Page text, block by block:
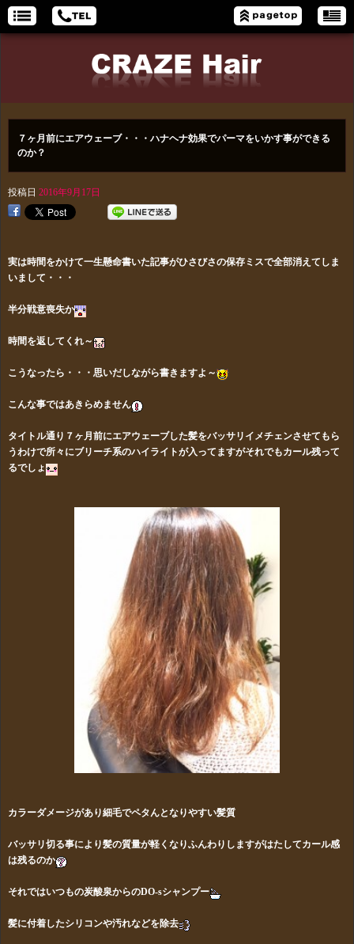
７ヶ月前にエアウェーブ・・・ハナヘナ効果でパーマをいかす事ができる
のか？
投稿日 2016年9月17日
実は時間をかけて一生懸命書いた記事がひさびさの保存ミスで全部消えてしま
いまして・・・
半分戦意喪失か
時間を返してくれ～
こうなったら・・・思いだしながら書きますよ～
こんな事ではあきらめません
タイトル通り７ヶ月前にエアウェーブした髪をバッサリイメチェンさせてもら
うわけで所々にブリーチ系のハイライトが入ってますがそれでもカール残って
るでしょ
カラーダメージがあり細毛でペタんとなりやすい髪質
バッサリ切る事により髪の質量が軽くなりふんわりしますがはたしてカール感
は残るのか
それではいつもの炭酸泉からのDO-sシャンプー
髪に付着したシリコンや汚れなどを除去